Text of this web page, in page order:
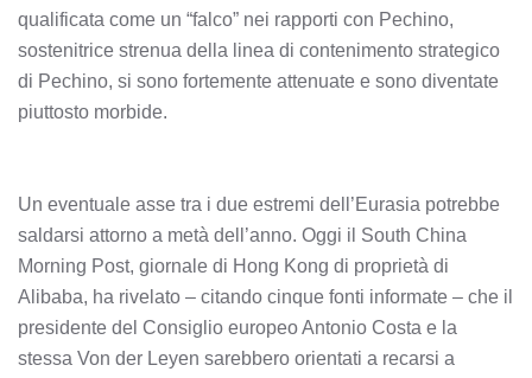
qualificata come un “falco” nei rapporti con Pechino,
sostenitrice strenua della linea di contenimento strategico
di Pechino, si sono fortemente attenuate e sono diventate
piuttosto morbide.
Un eventuale asse tra i due estremi dell’Eurasia potrebbe
saldarsi attorno a metà dell’anno. Oggi il South China
Morning Post, giornale di Hong Kong di proprietà di
Alibaba, ha rivelato – citando cinque fonti informate – che il
presidente del Consiglio europeo Antonio Costa e la
stessa Von der Leyen sarebbero orientati a recarsi a